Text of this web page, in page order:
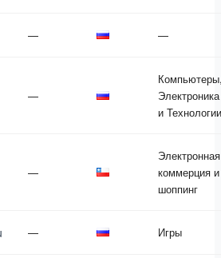
— —
—
Электроника
и Технологии
—
Электронная
коммерция и
шоппинг
— Игры